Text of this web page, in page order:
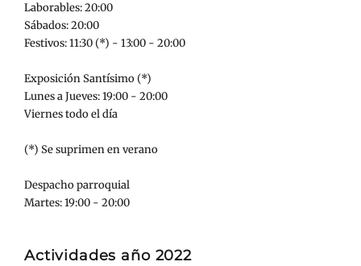
Laborables: 20:00
Sábados: 20:00
Festivos: 11:30 (*) - 13:00 - 20:00
Exposición Santísimo (*)
Lunes a Jueves: 19:00 - 20:00
Viernes todo el día
(*) Se suprimen en verano
Despacho parroquial
Martes: 19:00 - 20:00
Actividades año 2022